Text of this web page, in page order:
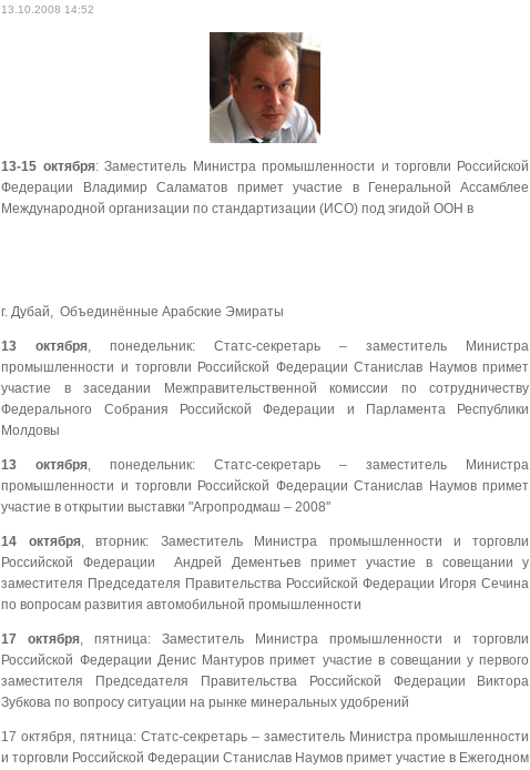
13.10.2008 14:52
13-15 октября: Заместитель Министра промышленности и торговли Российской
Федерации Владимир Саламатов примет участие в Генеральной Ассамблее
Международной организации по стандартизации (ИСО) под эгидой ООН в
г. Дубай, Объединённые Арабские Эмираты
13 октября, понедельник: Статс-секретарь – заместитель Министра
промышленности и торговли Российской Федерации Станислав Наумов примет
участие в заседании Межправительственной комиссии по сотрудничеству
Федерального Собрания Российской Федерации и Парламента Республики
Молдовы
13 октября, понедельник: Статс-секретарь – заместитель Министра
промышленности и торговли Российской Федерации Станислав Наумов примет
участие в открытии выставки "Агропродмаш – 2008"
14 октября, вторник: Заместитель Министра промышленности и торговли
Российской Федерации Андрей Дементьев примет участие в совещании у
заместителя Председателя Правительства Российской Федерации Игоря Сечина
по вопросам развития автомобильной промышленности
17 октября, пятница: Заместитель Министра промышленности и торговли
Российской Федерации Денис Мантуров примет участие в совещании у первого
заместителя Председателя Правительства Российской Федерации Виктора
Зубкова по вопросу ситуации на рынке минеральных удобрений
17 октября, пятница: Статс-секретарь – заместитель Министра промышленности
и торговли Российской Федерации Станислав Наумов примет участие в Ежегодном